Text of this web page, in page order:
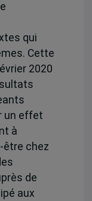
qui
Cette
2020
un effet
à
être chez
de
aux